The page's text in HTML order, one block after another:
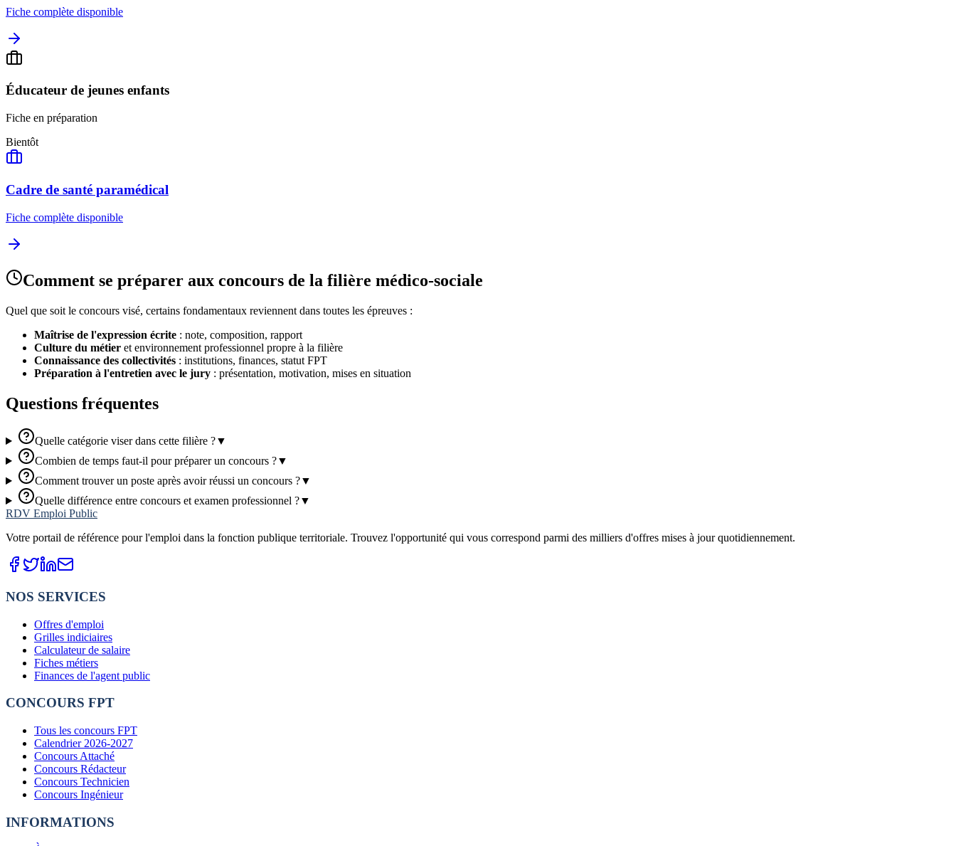
Fiche complète disponible
Éducateur de jeunes enfants
Fiche en préparation
Bientôt
Cadre de santé paramédical
Fiche complète disponible
Comment se préparer aux concours de la filière médico-sociale
Quel que soit le concours visé, certains fondamentaux reviennent dans toutes les épreuves :
Maîtrise de l'expression écrite : note, composition, rapport
Culture du métier et environnement professionnel propre à la filière
Connaissance des collectivités : institutions, finances, statut FPT
Préparation à l'entretien avec le jury : présentation, motivation, mises en situation
Questions fréquentes
Quelle catégorie viser dans cette filière ?▼
Combien de temps faut-il pour préparer un concours ?▼
Comment trouver un poste après avoir réussi un concours ?▼
Quelle différence entre concours et examen professionnel ?▼
RDV Emploi Public
Votre portail de référence pour l'emploi dans la fonction publique territoriale. Trouvez l'opportunité qui vous correspond parmi des milliers d'offres mises à jour quotidiennement.
NOS SERVICES
Offres d'emploi
Grilles indiciaires
Calculateur de salaire
Fiches métiers
Finances de l'agent public
CONCOURS FPT
Tous les concours FPT
Calendrier 2026-2027
Concours Attaché
Concours Rédacteur
Concours Technicien
Concours Ingénieur
INFORMATIONS